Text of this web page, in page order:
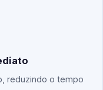
reduzindo o tempo